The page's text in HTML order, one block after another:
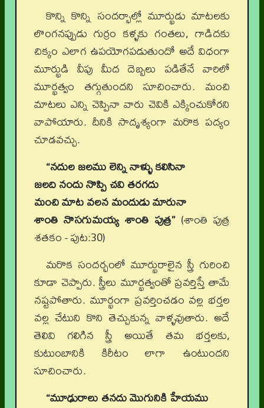
కొన్ని కొన్ని సందర్భాల్లో మూర్ఖుడు మాటలకు
లొంగనప్పుడు గుర్రం కళ్ళకు గంతలు, గాడిదకు
చిక్కం ఎలాగ ఉపయోగపడుతుందో అదే విధంగా
మూర్ఖుడి వీపు మీద దెబ్బలు పడితేనే వారిలో
మూర్ఖత్వం తగ్గుతుందని సూచించారు. మంచి
మాటలు ఎన్ని చెప్పినా వారు చెవికి ఎక్కించుకోరని
వాపోయారు. దీనికి సాదృశ్యంగా మరొక పద్యం
చూడవచ్చు.
“నదుల జలము లెన్ని నాళ్ళు కలిసినా
జలది నందు నొప్పి చవి తరగదు
మంచి మాట వలన మందుడు మారునా
శాంతి నొసగుమయ్య శాంతి పుత్ర” (శాంతి పుత్ర
శతకం - పుట:30)
మరొక సందర్భంలో మూర్ఖురాలైన స్త్రీ గురించి
కూడా చెప్పారు. స్త్రీలు మూర్ఖత్వంతో ప్రవర్తిస్తే తామే
నష్టపోతారు. మూర్ఖంగా ప్రవర్తించడం వల్ల భర్తల
వల్ల చేటుని కొని తెచ్చుకున్న వాళ్ళవుతారు. అదే
తెలివి గలిగిన స్త్రీ అయితే తమ భర్తలకు,
కుటుంబానికి కిరీటం లాగా ఉంటుందని
సూచించారు.
“మూఢురాలు తనదు మొగునికి హేయము